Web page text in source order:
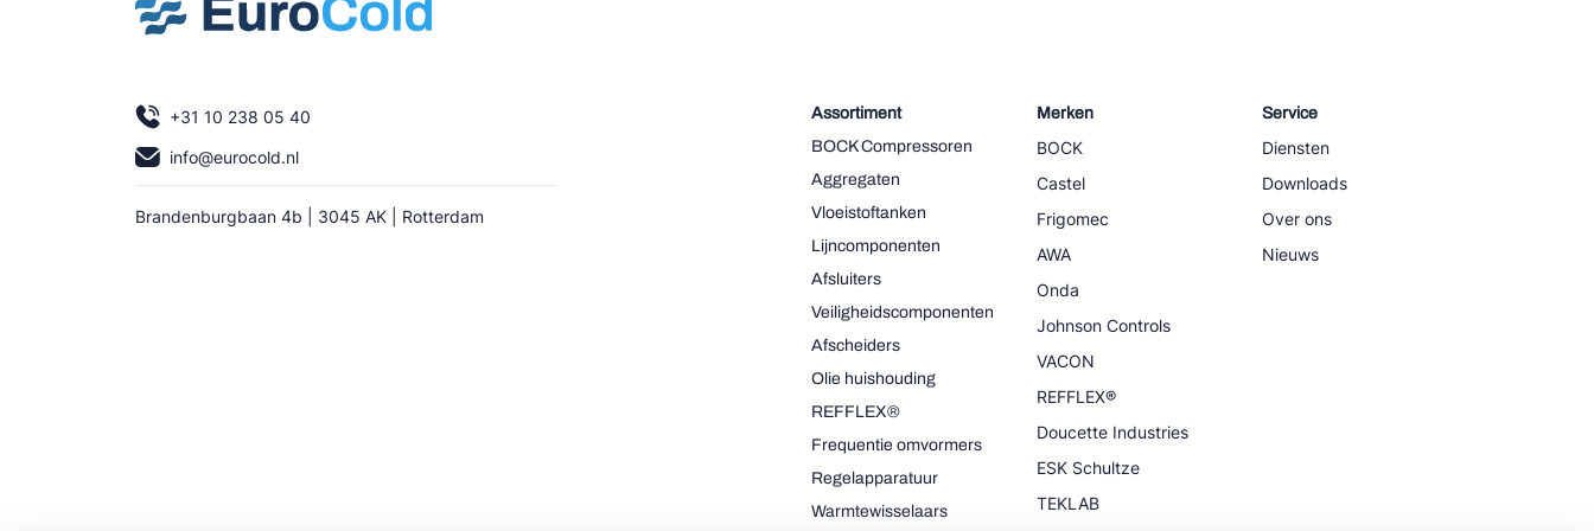
+31 10 238 05 40
info@eurocold.nl
Brandenburgbaan 4b | 3045 AK | Rotterdam
Assortiment
BOCK Compressoren
Aggregaten
Vloeistoftanken
Lijncomponenten
Afsluiters
Veiligheidscomponenten
Afscheiders
Olie huishouding
REFFLEX®
Frequentie omvormers
Regelapparatuur
Warmtewisselaars
Merken
BOCK
Castel
Frigomec
AWA
Onda
Johnson Controls
VACON
REFFLEX®
Doucette Industries
ESK Schultze
TEKLAB
Service
Diensten
Downloads
Over ons
Nieuws